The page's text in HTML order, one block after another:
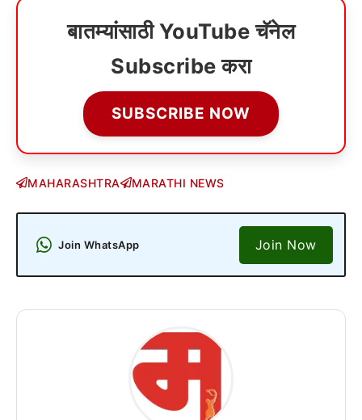
बातम्यांसाठी YouTube चॅनेल
Subscribe करा
SUBSCRIBE NOW
MAHARASHTRA MARATHI NEWS
Join WhatsApp Join Now